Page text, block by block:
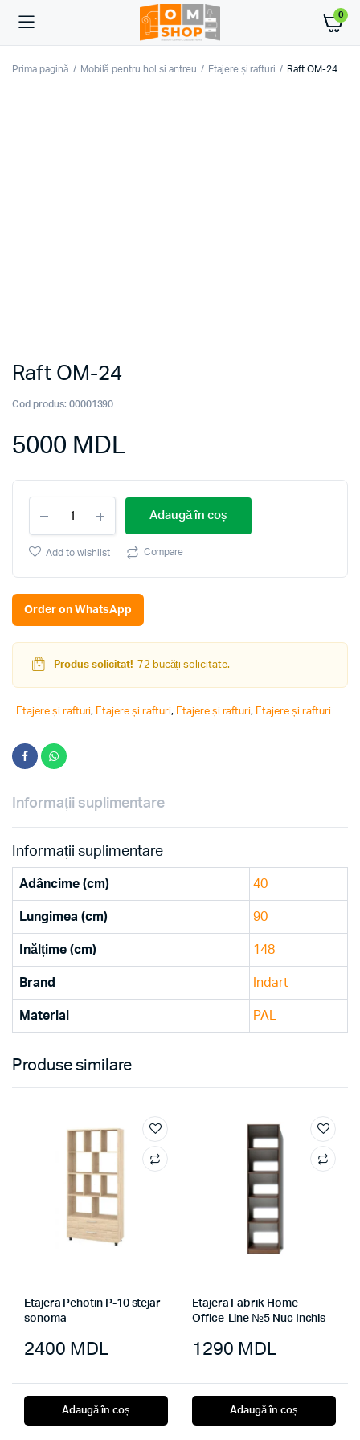
0
Prima pagină Mobilă pentru hol si antreu Etajere și rafturi Raft OM-24
Raft OM-24
Cod produs: 00001390
5000 MDL
OM-
24
quantity
Adaugă în coș
Add to wishlist Compare
Order on WhatsApp
Produs solicitat! 72 bucăți solicitate.
Etajere și rafturi, Etajere și rafturi, Etajere și rafturi, Etajere și rafturi
Informații suplimentare
Informații suplimentare
Adâncime (cm) 40
Lungimea (cm) 90
Inălțime (cm) 148
Brand Indart
Material PAL
Produse similare
Etajera Pehotin P-10 stejar
sonoma
2400 MDL
Adaugă în coș
Etajera Fabrik Home
Office-Line №5 Nuc Inchis
1290 MDL
Adaugă în coș